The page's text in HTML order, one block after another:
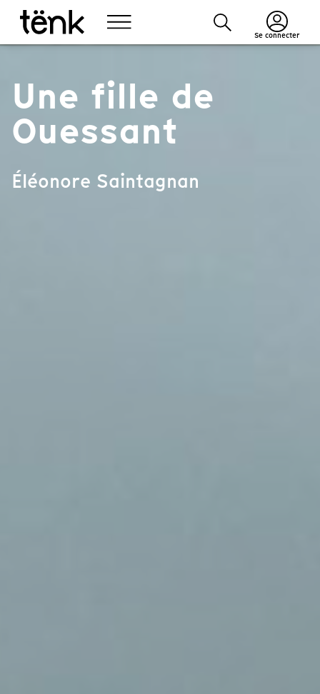
Se connecter
Une fille de
Ouessant
Éléonore Saintagnan